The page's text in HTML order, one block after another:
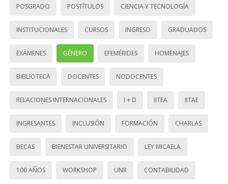
POSGRADO POSTÍTULOS CIENCIA Y TECNOLOGÍA
INSTITUCIONALES CURSOS INGRESO GRADUADOS
EXÁMENES GÉNERO EFEMÉRIDES HOMENAJES
BIBLIOTECA DOCENTES NODOCENTES
RELACIONES INTERNACIONALES I + D IITEA IITAE
INGRESANTES INCLUSIÓN FORMACIÓN CHARLAS
BECAS BIENESTAR UNIVERSITARIO LEY MICAELA
100 AÑOS WORKSHOP UNR CONTABILIDAD